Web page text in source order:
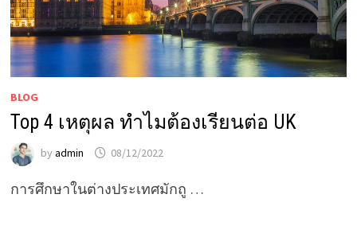
BLOG
Top 4 เหตุผล ทำไมต้องเรียนต่อ UK
by admin 08/12/2022
การศึกษาในต่างประเทศมักถู …